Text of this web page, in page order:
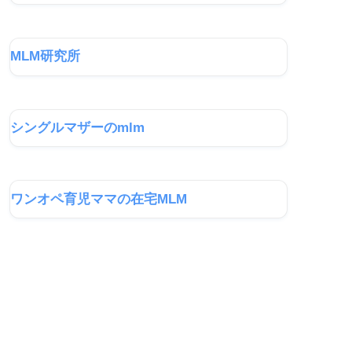
MLM研究所
シングルマザーのmlm
ワンオペ育児ママの在宅MLM